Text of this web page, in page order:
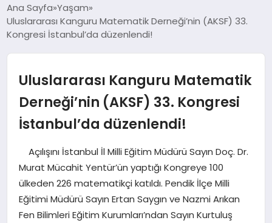
TEKNOLOJI
SAĞLIK
DÜNYA
MAGAZIN
Ana Sayfa Yaşam
Uluslararası Kanguru Matematik Derneği’nin (AKSF) 33.
Kongresi İstanbul’da düzenlendi!
Uluslararası Kanguru Matematik
Derneği’nin (AKSF) 33. Kongresi
İstanbul’da düzenlendi!
Açılışını İstanbul İl Milli Eğitim Müdürü Sayın Doç. Dr.
Murat Mücahit Yentür’ün yaptığı Kongreye 100
ülkeden 226 matematikçi katıldı. Pendik İlçe Milli
Eğitimi Müdürü Sayın Ertan Saygın ve Nazmi Arıkan
Fen Bilimleri Eğitim Kurumları’ndan Sayın Kurtuluş